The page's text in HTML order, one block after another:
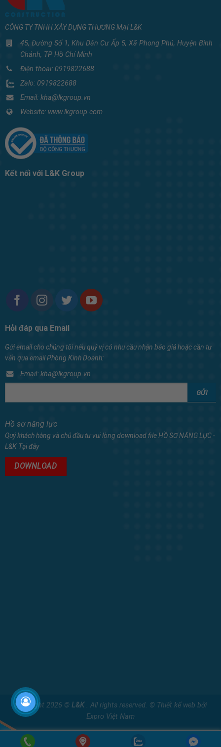
CÔNG TY TNHH XÂY DỰNG THƯƠNG MẠI L&K
45, Đường Số 1, Khu Dân Cư Ấp 5, Xã Phong Phú, Huyện Bình
Chánh, TP Hồ Chí Minh
Điện thoại: 0919822688
Zalo: 0919822688
Email: kha@lkgroup.vn
Website: www.lkgroup.com
Kết nối với L&K Group
Hỏi đáp qua Email
Gửi email cho chúng tôi nếu quý vị có nhu cầu nhận báo giá hoặc cần tư
vấn qua email Phòng Kinh Doanh:
Email: kha@lkgroup.vn
Hồ sơ năng lực
Quý khách hàng và chủ đầu tư vui lòng download file HỒ SƠ NĂNG LỰC -
L&K Tại đây
DOWNLOAD
Copyright 2026 © L&K . All rights reserved. © Thiết kế web bởi
Expro Việt Nam